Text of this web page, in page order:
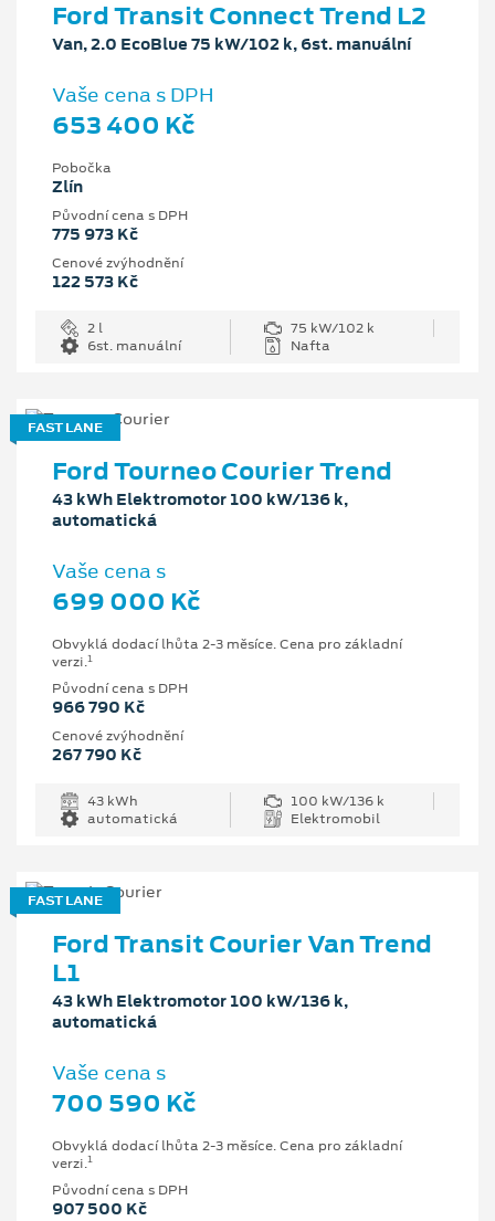
Ford Transit Connect Trend L2
Van, 2.0 EcoBlue 75 kW/102 k, 6st. manuální
Vaše cena s DPH
653 400 Kč
Pobočka
Zlín
Původní cena s DPH
775 973 Kč
Cenové zvýhodnění
122 573 Kč
2 l
75 kW/102 k
6st. manuální
Nafta
FAST LANE
Ford Tourneo Courier Trend
43 kWh Elektromotor 100 kW/136 k,
automatická
Vaše cena s
699 000 Kč
Obvyklá dodací lhůta 2-3 měsíce. Cena pro základní
verzi.1
Původní cena s DPH
966 790 Kč
Cenové zvýhodnění
267 790 Kč
43 kWh
100 kW/136 k
automatická
Elektromobil
FAST LANE
Ford Transit Courier Van Trend
L1
43 kWh Elektromotor 100 kW/136 k,
automatická
Vaše cena s
700 590 Kč
Obvyklá dodací lhůta 2-3 měsíce. Cena pro základní
verzi.1
Původní cena s DPH
907 500 Kč